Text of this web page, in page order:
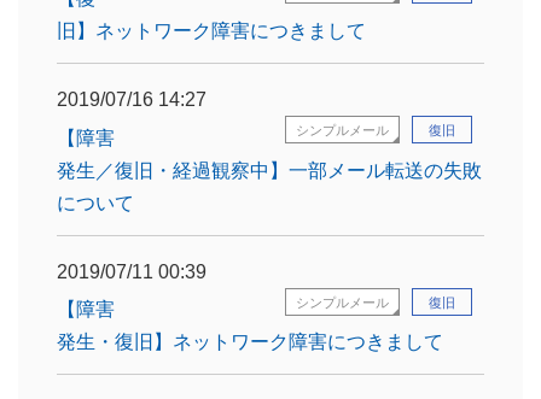
旧】ネットワーク障害につきまして
2019/07/16 14:27
復旧
シンプルメール
【障害
発生／復旧・経過観察中】一部メール転送の失敗
について
2019/07/11 00:39
復旧
シンプルメール
【障害
発生・復旧】ネットワーク障害につきまして